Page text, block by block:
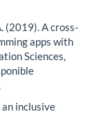
(2019). A cross-
apps with
Sciences,
an inclusive